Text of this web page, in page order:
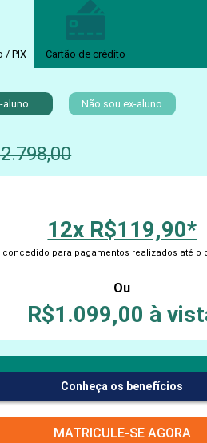
NIT
PROES
PROED
/ PIX Cartão de crédito
aluno Não sou ex-aluno
12x R$119,90*
concedido para pagamentos realizados até o
Ou
R$1.099,00 à
Conheça os benefícios
MATRICULE-SE AGORA